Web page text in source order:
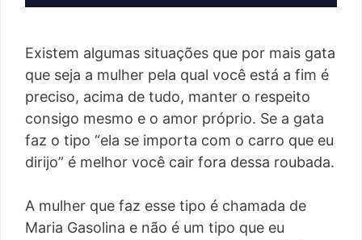
Existem algumas situações que por mais gata
que seja a mulher pela qual você está a fim é
preciso, acima de tudo, manter o respeito
consigo mesmo e o amor próprio. Se a gata
faz o tipo “ela se importa com o carro que eu
dirijo” é melhor você cair fora dessa roubada.
A mulher que faz esse tipo é chamada de
Maria Gasolina e não é um tipo que eu